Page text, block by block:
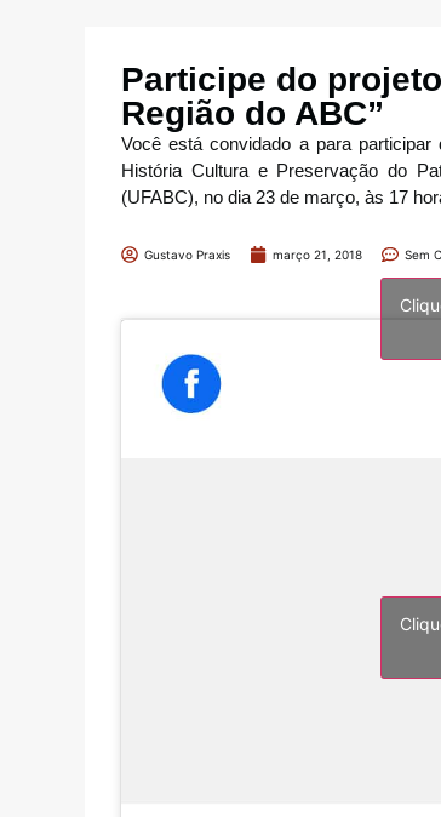
Participe do
Região do ABC”
Você está convidado a para participar
História Cultura e Preservação do
(UFABC), no dia 23 de março, às 17
Gustavo Praxis março 21, 2018 Sem